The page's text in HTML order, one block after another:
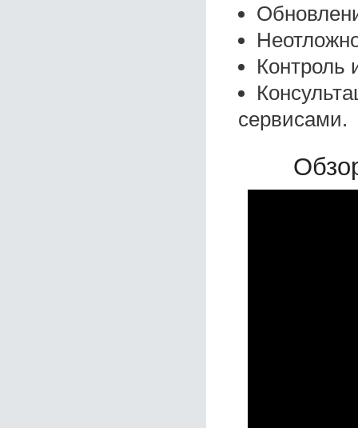
Контроль
сервисами.